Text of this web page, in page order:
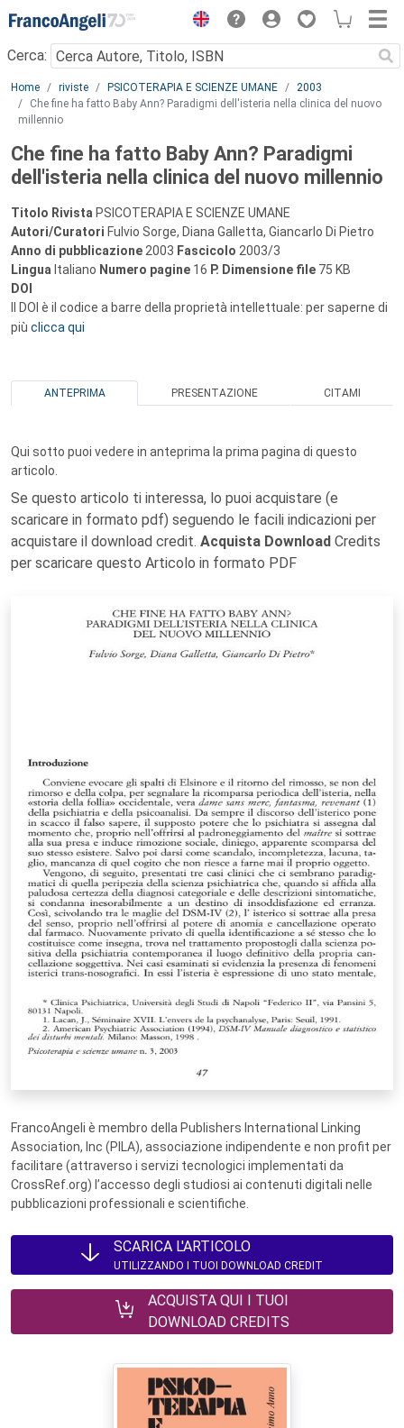
Menu
Cerca:
Main content
Home riviste PSICOTERAPIA E SCIENZE UMANE
2003
Che fine ha fatto Baby Ann? Paradigmi dell'isteria nella clinica del nuovo
millennio
Che fine ha fatto Baby Ann? Paradigmi
dell'isteria nella clinica del nuovo millennio
Titolo Rivista PSICOTERAPIA E SCIENZE UMANE
Autori/Curatori Fulvio Sorge, Diana Galletta, Giancarlo Di Pietro
Anno di pubblicazione 2003 Fascicolo 2003/3
Lingua Italiano Numero pagine 16 P. Dimensione file 75 KB
DOI
Il DOI è il codice a barre della proprietà intellettuale: per saperne di
più clicca qui
ANTEPRIMA PRESENTAZIONE CITAMI
Qui sotto puoi vedere in anteprima la prima pagina di questo
articolo.
Se questo articolo ti interessa, lo puoi acquistare (e
scaricare in formato pdf) seguendo le facili indicazioni per
acquistare il download credit. Acquista Download Credits
per scaricare questo Articolo in formato PDF
FrancoAngeli è membro della Publishers International Linking
Association, Inc (PILA), associazione indipendente e non profit per
facilitare (attraverso i servizi tecnologici implementati da
CrossRef.org) l’accesso degli studiosi ai contenuti digitali nelle
pubblicazioni professionali e scientifiche.
SCARICA L'ARTICOLO
UTILIZZANDO I TUOI DOWNLOAD CREDIT
ACQUISTA QUI I TUOI
DOWNLOAD CREDITS